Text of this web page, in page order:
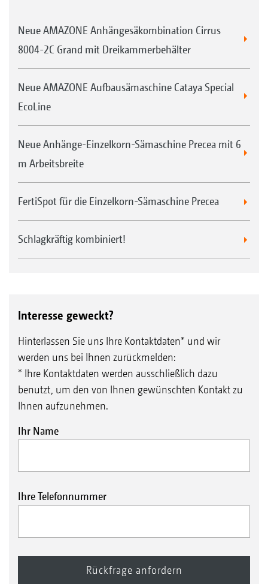
Neue AMAZONE Anhängesäkombination Cirrus
8004-2C Grand mit Dreikammerbehälter
Neue AMAZONE Aufbausämaschine Cataya Special
EcoLine
Neue Anhänge-Einzelkorn-Sämaschine Precea mit 6
m Arbeitsbreite
FertiSpot für die Einzelkorn-Sämaschine Precea
Schlagkräftig kombiniert!
Interesse geweckt?
Hinterlassen Sie uns Ihre Kontaktdaten* und wir
werden uns bei Ihnen zurückmelden:
* Ihre Kontaktdaten werden ausschließlich dazu
benutzt, um den von Ihnen gewünschten Kontakt zu
Ihnen aufzunehmen.
Ihr Name
Ihre Telefonnummer